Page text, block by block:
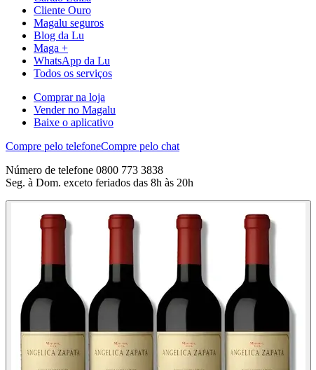
Cliente Ouro
Magalu seguros
Blog da Lu
Maga +
WhatsApp da Lu
Todos os serviços
Comprar na loja
Vender no Magalu
Baixe o aplicativo
Compre pelo telefoneCompre pelo chat
Número de telefone 0800 773 3838
Seg. à Dom. exceto feriados das 8h às 20h